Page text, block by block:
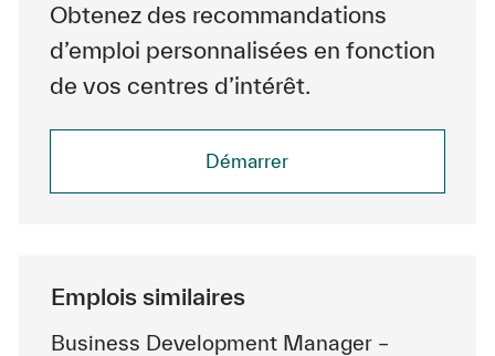
Obtenez des recommandations
d’emploi personnalisées en fonction
de vos centres d’intérêt.
Démarrer
Emplois similaires
Business Development Manager –